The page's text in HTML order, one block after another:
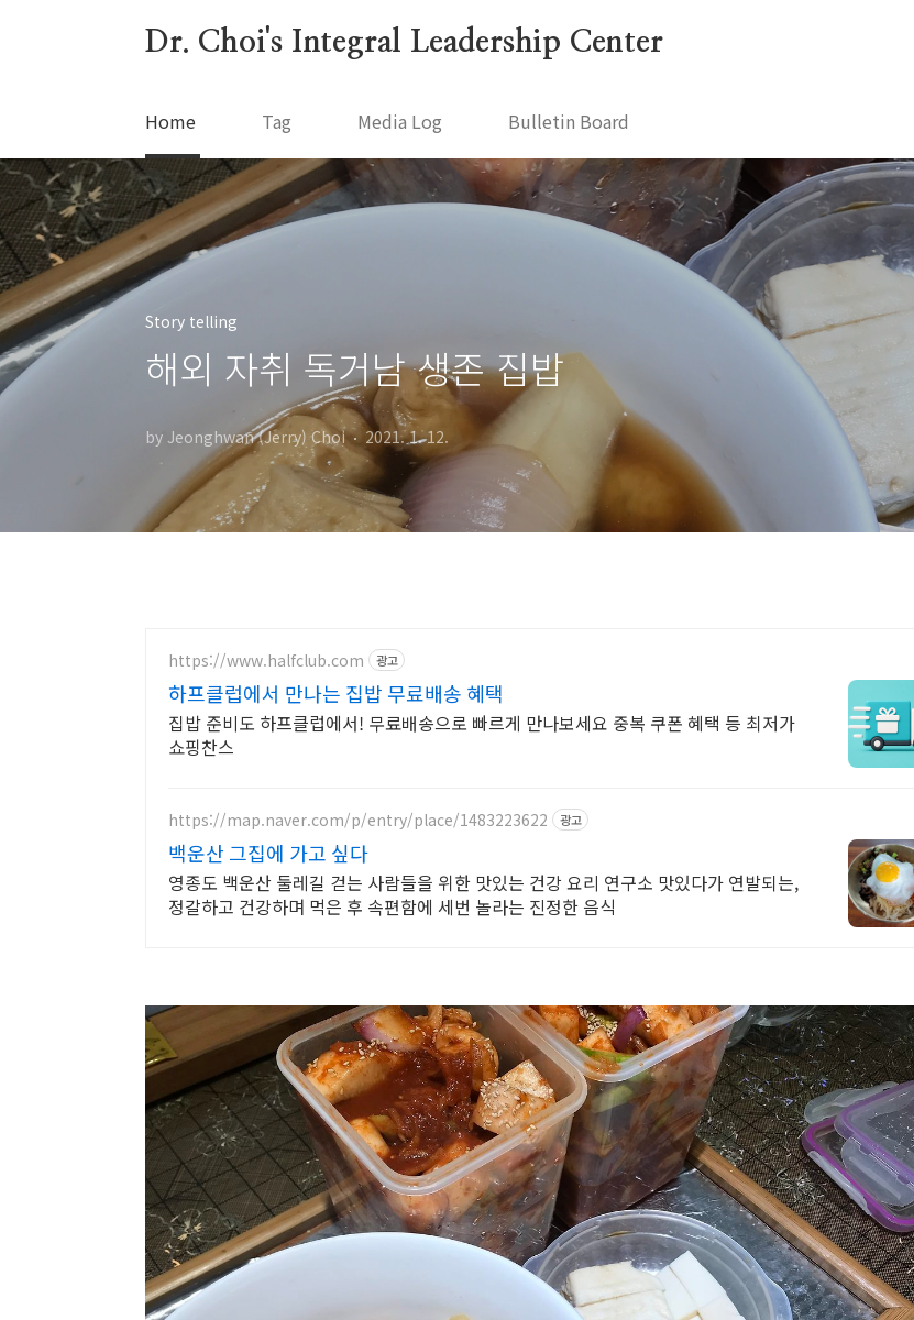
Dr. Choi's Integral Leadership Center
Home Tag Media Log Bulletin Board
Story telling
해외 자취 독거남 생존 집밥
by Jeonghwan (Jerry) Choi 2021. 1. 12.
https://www.halfclub.com 광고
하프클럽에서 만나는 집밥 무료배송 혜택
집밥 준비도 하프클럽에서! 무료배송으로 빠르게 만나보세요 중복 쿠폰 혜택 등 최저가
쇼핑찬스
https://map.naver.com/p/entry/place/1483223622 광고
백운산 그집에 가고 싶다
영종도 백운산 둘레길 걷는 사람들을 위한 맛있는 건강 요리 연구소 맛있다가 연발되는,
정갈하고 건강하며 먹은 후 속편함에 세번 놀라는 진정한 음식